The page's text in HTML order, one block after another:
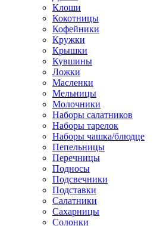
Клоши
Кокотницы
Кофейники
Кружки
Крышки
Кувшины
Ложки
Масленки
Мельницы
Молочники
Наборы салатников
Наборы тарелок
Наборы чашка/блюдце
Пепельницы
Перечницы
Подносы
Подсвечники
Подставки
Салатники
Сахарницы
Солонки